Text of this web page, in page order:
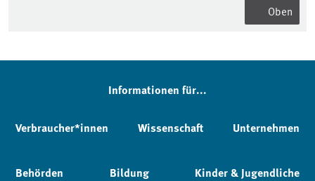
Oben
Informationen für...
Verbraucher*innen Wissenschaft Unternehmen
Behörden Bildung Kinder & Jugendliche